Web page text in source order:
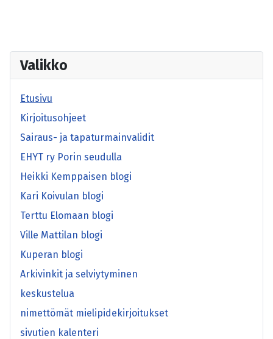
Valikko
Etusivu
Kirjoitusohjeet
Sairaus- ja tapaturmainvalidit
EHYT ry Porin seudulla
Heikki Kemppaisen blogi
Kari Koivulan blogi
Terttu Elomaan blogi
Ville Mattilan blogi
Kuperan blogi
Arkivinkit ja selviytyminen
keskustelua
nimettömät mielipidekirjoitukset
sivutien kalenteri